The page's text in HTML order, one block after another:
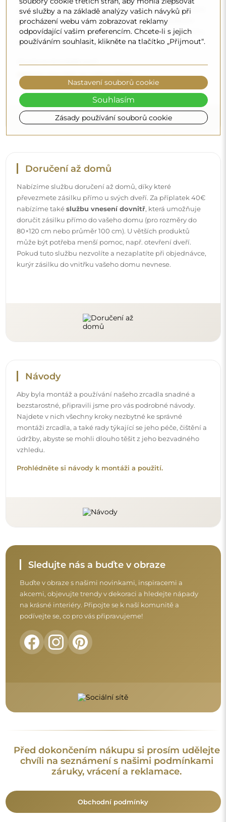
specializované přípravky, dbejte na to, aby měly neutrální
pH (kolem 7). Vyhněte se silným čisticím prostředkům
obsahujícím ocet, čpavek nebo silné kyseliny – díky tomu
si zrcadlo zachová krásný odraz po mnoho let.
Objevte více tipů na našem blogu.
Doručení až domů
Nabízíme službu doručení až domů, díky které
převezmete zásilku přímo u svých dveří. Za příplatek 40€
nabízíme takéslužbu vnesení dovnitř, která umožňuje
doručit zásilku přímo do vašeho domu (pro rozměry do
80×120 cm nebo průměr 100 cm). U větších produktů
může být potřeba menší pomoc, např. otevření dveří.
Pokud tuto službu nezvolíte a nezaplatíte při objednávce,
kurýr zásilku do vnitřku vašeho domu nevnese.
Návody
Aby byla montáž a používání našeho zrcadla snadné a
bezstarostné, připravili jsme pro vás podrobné návody.
Najdete v nich všechny kroky nezbytné ke správné
montáži zrcadla, a také rady týkající se jeho péče, čištění a
údržby, abyste se mohli dlouho těšit z jeho bezvadného
vzhledu.
Prohlédněte si návody k montáži a použití.
Sledujte nás a buďte v obraze
Buďte v obraze s našimi novinkami, inspiracemi a
akcemi, objevujte trendy v dekoraci a hledejte nápady
na krásné interiéry. Připojte se k naší komunitě a
podívejte se, co pro vás připravujeme!
Před dokončením nákupu si prosím udělejte
chvíli na seznámení s našimi podmínkami
záruky, vrácení a reklamace.
Obchodní podmínky
své služby a na základě analýzy vašich návyků při
procházení webu vám zobrazovat reklamy
odpovídající vašim preferencím. Chcete-li s jejich
používáním souhlasit, klikněte na tlačítko „Přijmout“.
Zásady používání souborů cookie
Nastavení souborů cookie
Souhlasím